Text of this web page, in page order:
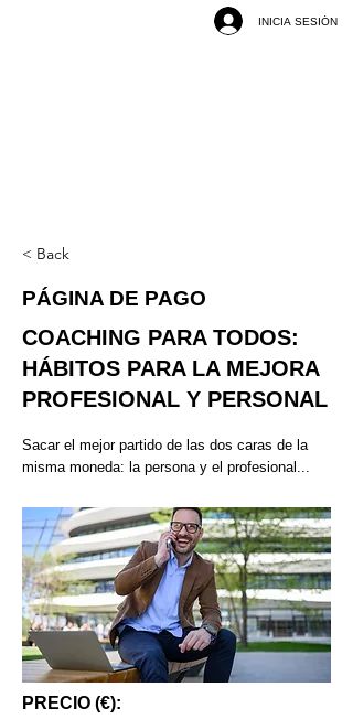
INICIA SESIÓN
< Back
PÁGINA DE PAGO
COACHING PARA TODOS:
HÁBITOS PARA LA MEJORA
PROFESIONAL Y PERSONAL
Sacar el mejor partido de las dos caras de la
misma moneda: la persona y el profesional...
PRECIO (€):